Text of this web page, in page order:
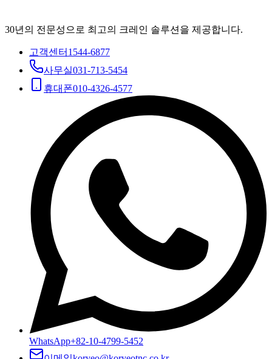
30년의 전문성으로 최고의 크레인 솔루션을 제공합니다.
고객센터 1544-6877
사무실031-713-5454
휴대폰010-4326-4577
WhatsApp+82-10-4799-5452